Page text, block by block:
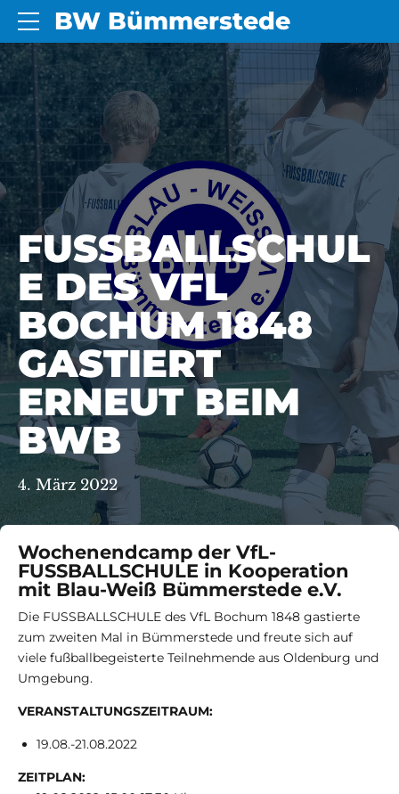
BW Bümmerstede
FUSSBALLSCHUL
E DES VFL
BOCHUM 1848
GASTIERT
ERNEUT BEIM
BWB
4. März 2022
Wochenendcamp der VfL-
FUSSBALLSCHULE in Kooperation
mit Blau-Weiß Bümmerstede e.V.
Die FUSSBALLSCHULE des VfL Bochum 1848 gastierte
zum zweiten Mal in Bümmerstede und freute sich auf
viele fußballbegeisterte Teilnehmende aus Oldenburg und
Umgebung.
VERANSTALTUNGSZEITRAUM:
19.08.-21.08.2022
ZEITPLAN: